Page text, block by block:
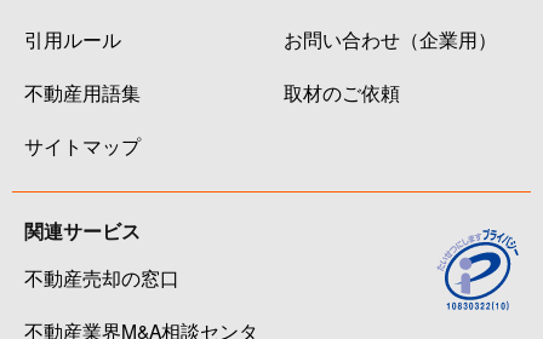
引用ルール
不動産用語集
サイトマップ
お問い合わせ（企業用）
取材のご依頼
関連サービス
不動産売却の窓口
不動産業界M&A相談センタ